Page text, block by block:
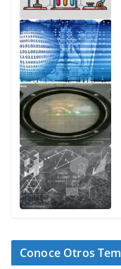
Conoce Otros